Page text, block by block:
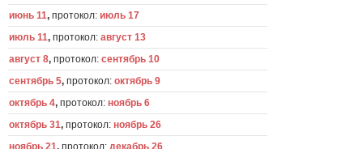
июнь 11, протокол: июль 17
июль 11, протокол: август 13
август 8, протокол: сентябрь 10
сентябрь 5, протокол: октябрь 9
октябрь 4, протокол: ноябрь 6
октябрь 31, протокол: ноябрь 26
ноябрь 21, протокол: декабрь 26